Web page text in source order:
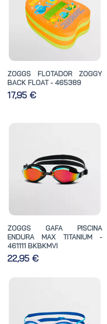
ZOGGS FLOTADOR ZOGGY
BACK FLOAT - 465389
17,95 €
ZOGGS GAFA PISCINA
ENDURA MAX TITANIUM -
461111 BKBKMVI
22,95 €